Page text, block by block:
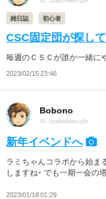
雑日誌 初心者
CSC固定団が探して
毎週のＣＳＣが誰か一緒に
2023/02/15 23:46
Bobono
ID: zpa6m8wecq3n
新年イベンドへ
ラミちゃんコラボから始ま
しますね・ でも一期一会の
2023/01/18 01:29